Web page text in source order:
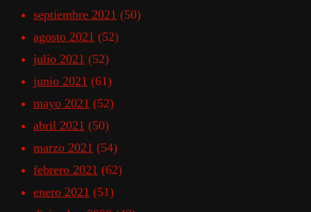
septiembre 2021 (50)
agosto 2021 (52)
julio 2021 (52)
junio 2021 (61)
mayo 2021 (52)
abril 2021 (50)
marzo 2021 (54)
febrero 2021 (62)
enero 2021 (51)